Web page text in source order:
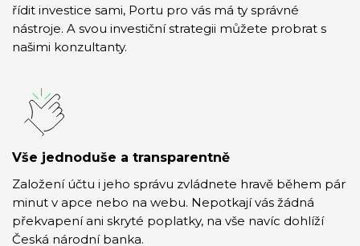
řídit investice sami, Portu pro vás má ty správné
nástroje. A svou investiční strategii můžete probrat s
našimi konzultanty.
Vše jednoduše a transparentně
Založení účtu i jeho správu zvládnete hravě během pár
minut v apce nebo na webu. Nepotkají vás žádná
překvapení ani skryté poplatky, na vše navíc dohlíží
Česká národní banka.